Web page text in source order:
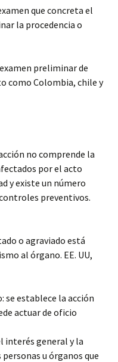
que concreta el
la procedencia o
preliminar de
como Colombia, chile y
no comprende la
por el acto
y existe un número
preventivos.
o agraviado está
al órgano. EE. UU,
establece la acción
actuar de oficio
interés general y la
u órganos que